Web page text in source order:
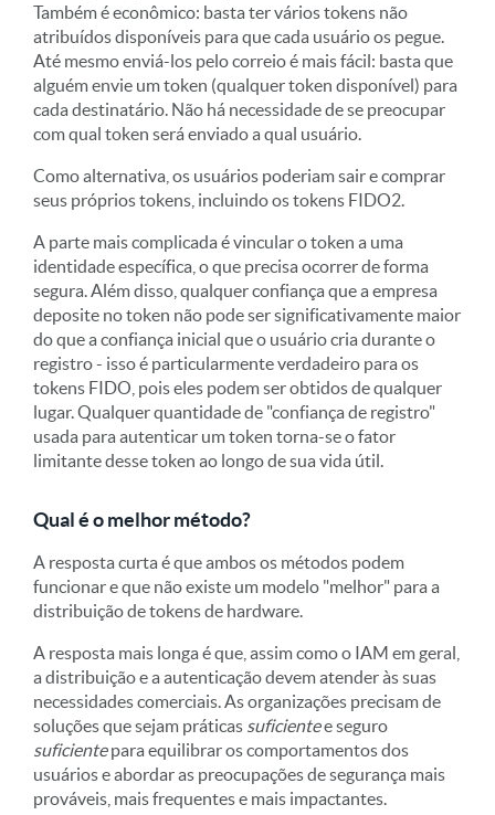
Também é econômico: basta ter vários tokens não
atribuídos disponíveis para que cada usuário os pegue.
Até mesmo enviá-los pelo correio é mais fácil: basta que
alguém envie um token (qualquer token disponível) para
cada destinatário. Não há necessidade de se preocupar
com qual token será enviado a qual usuário.
Como alternativa, os usuários poderiam sair e comprar
seus próprios tokens, incluindo os tokens FIDO2.
A parte mais complicada é vincular o token a uma
identidade específica, o que precisa ocorrer de forma
segura. Além disso, qualquer confiança que a empresa
deposite no token não pode ser significativamente maior
do que a confiança inicial que o usuário cria durante o
registro - isso é particularmente verdadeiro para os
tokens FIDO, pois eles podem ser obtidos de qualquer
lugar. Qualquer quantidade de "confiança de registro"
usada para autenticar um token torna-se o fator
limitante desse token ao longo de sua vida útil.
Qual é o melhor método?
A resposta curta é que ambos os métodos podem
funcionar e que não existe um modelo "melhor" para a
distribuição de tokens de hardware.
A resposta mais longa é que, assim como o IAM em geral,
a distribuição e a autenticação devem atender às suas
necessidades comerciais. As organizações precisam de
soluções que sejam práticas suficientee seguro
suficientepara equilibrar os comportamentos dos
usuários e abordar as preocupações de segurança mais
prováveis, mais frequentes e mais impactantes.